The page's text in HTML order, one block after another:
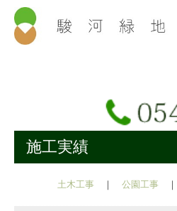
施工の流れ
施工実績
土木工事 ｜ 公園工事